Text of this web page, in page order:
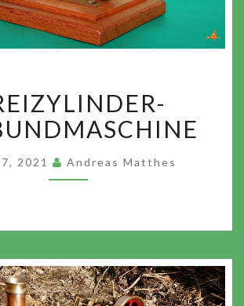
VERBUNDMASCHINE
2021 Andreas Matthes